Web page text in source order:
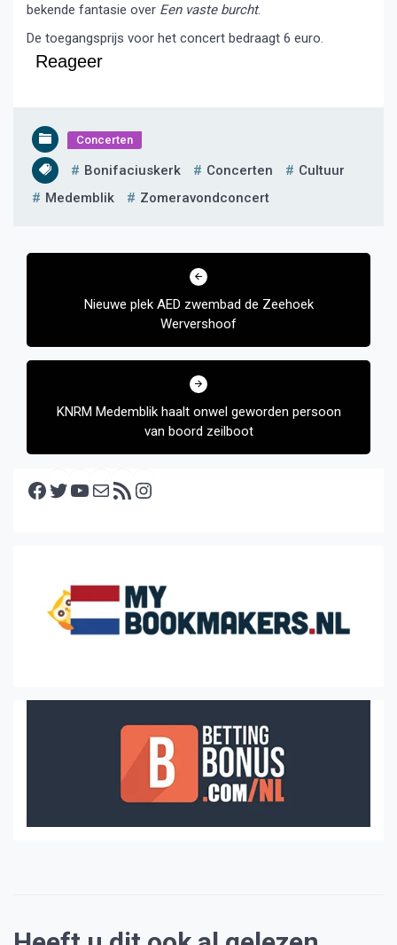
bekende fantasie over Een vaste burcht.
De toegangsprijs voor het concert bedraagt 6 euro.
Reageer
Concerten
Bonifaciuskerk Concerten
Cultuur
Medemblik
Zomeravondconcert
Bericht
Nieuwe plek AED zwembad de Zeehoek
Wervershoof
KNRM Medemblik haalt onwel geworden persoon
van boord zeilboot
Facebook Twitter YouTube E-mail RSS feed